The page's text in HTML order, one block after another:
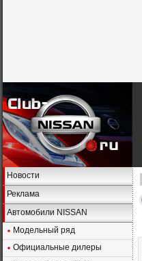
Новости
Реклама
Автомобили NISSAN
Модельный ряд
Официальные дилеры